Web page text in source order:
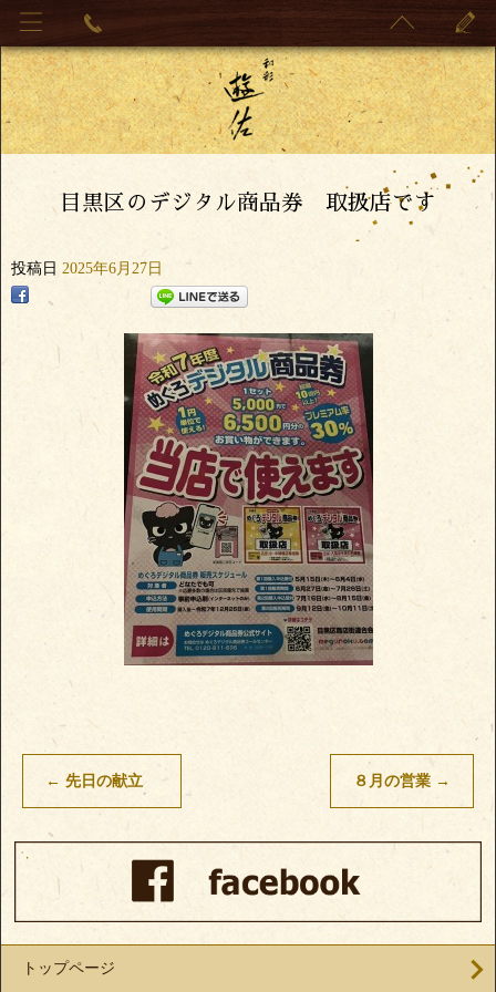
目黒区のデジタル商品券 取扱店です
投稿日 2025年6月27日
← 先日の献立 ８月の営業 →
トップページ